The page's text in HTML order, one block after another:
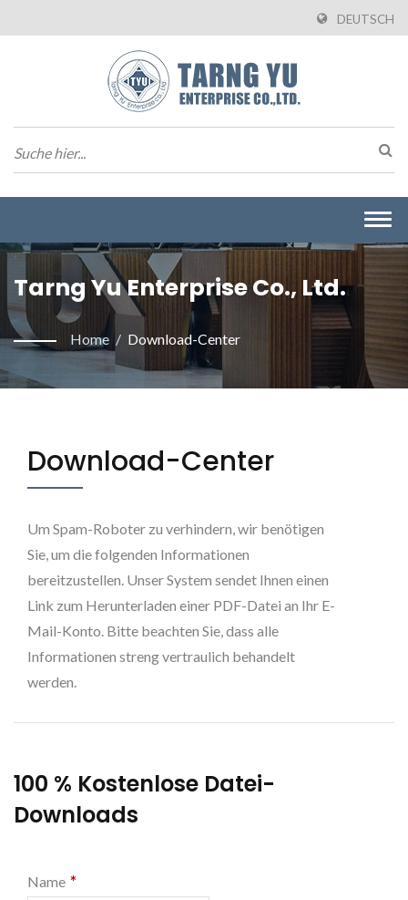
DEUTSCH
Tarng Yu Enterprise Co., Ltd.
Home / Download-Center
Download-Center
Um Spam-Roboter zu verhindern, wir benötigen
Sie, um die folgenden Informationen
bereitzustellen. Unser System sendet Ihnen einen
Link zum Herunterladen einer PDF-Datei an Ihr E-
Mail-Konto. Bitte beachten Sie, dass alle
Informationen streng vertraulich behandelt
werden.
100 % Kostenlose Datei-
Downloads
Name *